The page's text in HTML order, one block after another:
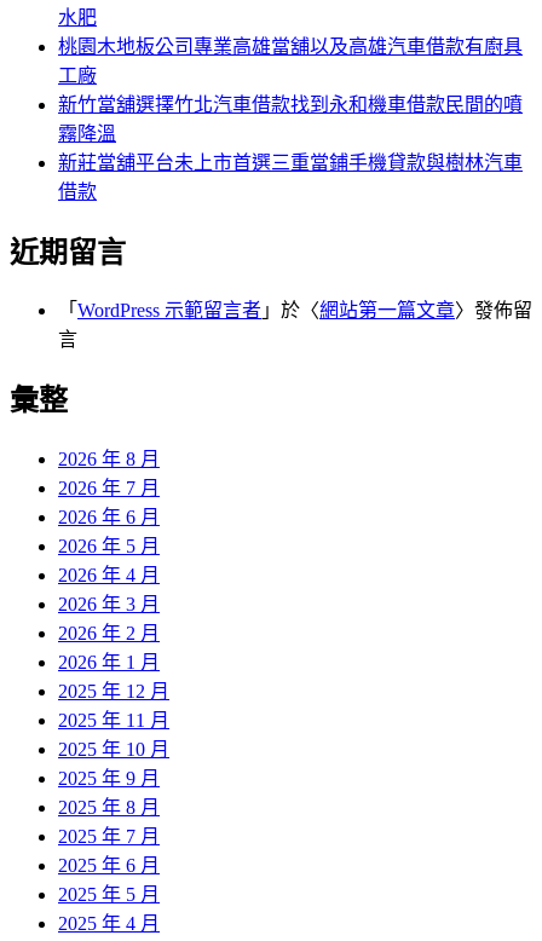
水肥
桃園木地板公司專業高雄當舖以及高雄汽車借款有廚具
工廠
新竹當舖選擇竹北汽車借款找到永和機車借款民間的噴
霧降溫
新莊當舖平台未上市首選三重當鋪手機貸款與樹林汽車
借款
近期留言
「 WordPress 示範留言者 」於〈網站第一篇文章〉發佈留
言
彙整
2026 年 8 月
2026 年 7 月
2026 年 6 月
2026 年 5 月
2026 年 4 月
2026 年 3 月
2026 年 2 月
2026 年 1 月
2025 年 12 月
2025 年 11 月
2025 年 10 月
2025 年 9 月
2025 年 8 月
2025 年 7 月
2025 年 6 月
2025 年 5 月
2025 年 4 月